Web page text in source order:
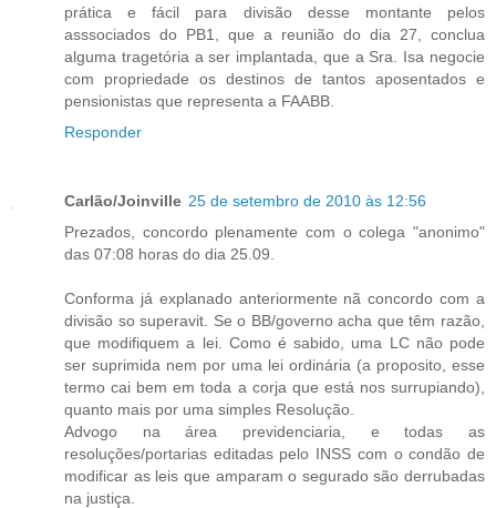
prática e fácil para divisão desse montante pelos
asssociados do PB1, que a reunião do dia 27, conclua
alguma tragetória a ser implantada, que a Sra. Isa negocie
com propriedade os destinos de tantos aposentados e
pensionistas que representa a FAABB.
Responder
Carlão/Joinville 25 de setembro de 2010 às 12:56
Prezados, concordo plenamente com o colega "anonimo"
das 07:08 horas do dia 25.09.
Conforma já explanado anteriormente nã concordo com a
divisão so superavit. Se o BB/governo acha que têm razão,
que modifiquem a lei. Como é sabido, uma LC não pode
ser suprimida nem por uma lei ordinária (a proposito, esse
termo cai bem em toda a corja que está nos surrupiando),
quanto mais por uma simples Resolução.
Advogo na área previdenciaria, e todas as
resoluções/portarias editadas pelo INSS com o condão de
modificar as leis que amparam o segurado são derrubadas
na justiça.